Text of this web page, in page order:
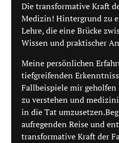
Die transformative Kraft
Medizin! Hintergrund zu
Lehre, die eine Brücke
Wissen und praktischer
Meine persönlichen
tiefgreifenden
Fallbeispiele mir geholfen
zu verstehen und
in die Tat
aufregenden Reise und
transformative Kraft der